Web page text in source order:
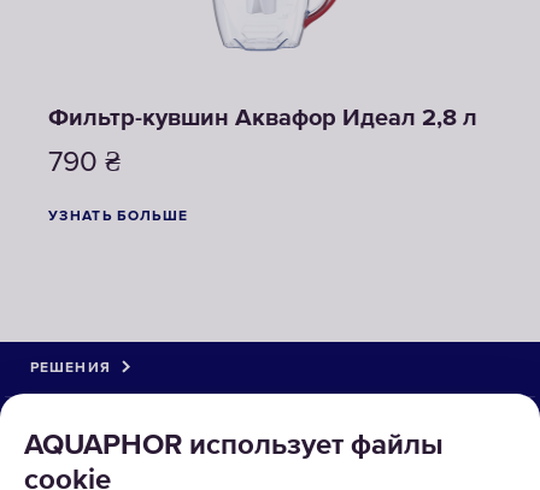
Фильтр-кувшин Аквафор Идеал 2,8 л
790 ₴
УЗНАТЬ БОЛЬШЕ
AQUAPHOR использует файлы
cookie
РЕШЕНИЯ
О КОМПАНИИ